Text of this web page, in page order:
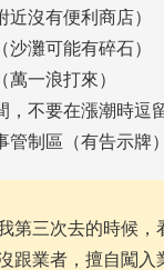
近沒有便利商店）
沙灘可能有碎石）
萬一浪打來）
，不要在漲潮時逗
管制區（有告示牌）
第三次去的時候，
跟業者，擅自闖入